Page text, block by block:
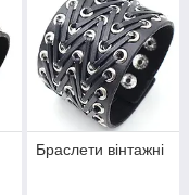
Браслети вінтажні